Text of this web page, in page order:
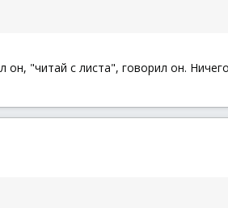
он, "читай с листа", говорил он. Ничего